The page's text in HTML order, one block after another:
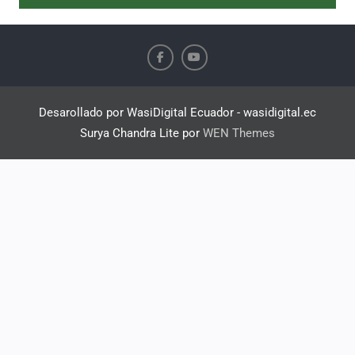
Desarollado por WasiDigital Ecuador - wasidigital.ec
Surya Chandra Lite por WEN Themes